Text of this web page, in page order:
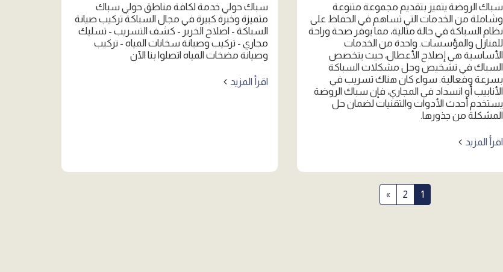
سباك الروضة يتميز بتقديم مجموعة متنوعة
وشاملة من الخدمات التي تساهم في الحفاظ على
نظام السباكة في حالة مثالية، مما يوفر صحة وراحة
للمنازل والمؤسسات. واحدة من الخدمات
الأساسية هي إصلاح الأعطال، حيث يتخصص
السباك في تشخيص وحل مشكلات السباكة
بسرعة وفعالية. سواء كان هناك تسريب في
الأنابيب أو انسداد في المجاري، فإن سباك الروضة
يستخدم أحدث الأدوات والتقنيات لضمان حل
المشكلة من جذورها.
اقرأ المزيد
سباك حولي خدمة لكافة مناطق حولي سباك
متميزة وخبرة كبيرة في مجال السباكة تركيب صيانة
السباكة - اصلاح الخرير - كشف التسريب - تسليك
مجاري - تركيب وصيانة سخانات المياه - تركيب
وصيانة مضخات المياه اتصلوا بنا الآن
اقرأ المزيد
1
2
»